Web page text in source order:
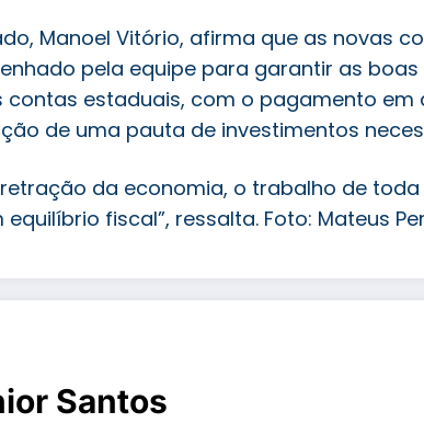
Manoel Vitório, afirma que as
pela equipe para garantir as
estaduais, com o pagamento
de uma pauta de investimentos
da economia, o trabalho de
fiscal”, ressalta. Foto: Mateus
Santos